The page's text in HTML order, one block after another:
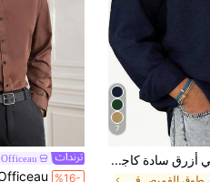
7
ملابس علوية رجالي أزرق سادة كاجوال بأكمام طويلة، ملابس علوية موضة بسيط للاستخدام الخارجي والترفيه، ملابس علوية علوي كاجوال، كاجوال أنيق Officeau
%16-